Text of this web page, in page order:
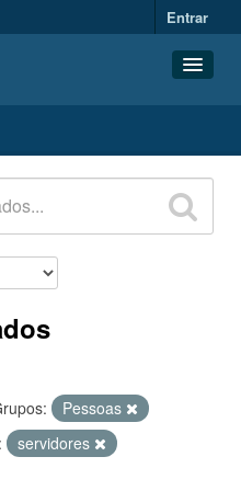
Entrar
Pessoas
servidores